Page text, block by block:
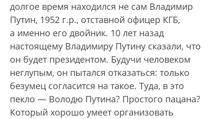
долгое время находился не сам Владимир
Путин, 1952 г.р., отставной офицер КГБ,
а именно его двойник. 10 лет назад
настоящему Владимиру Путину сказали, что
он будет президентом. Будучи человеком
неглупым, он пытался отказаться: только
безумец согласится на такое. Туда, в это
пекло — Володю Путина? Простого пацана?
Который хорошо умеет организовать